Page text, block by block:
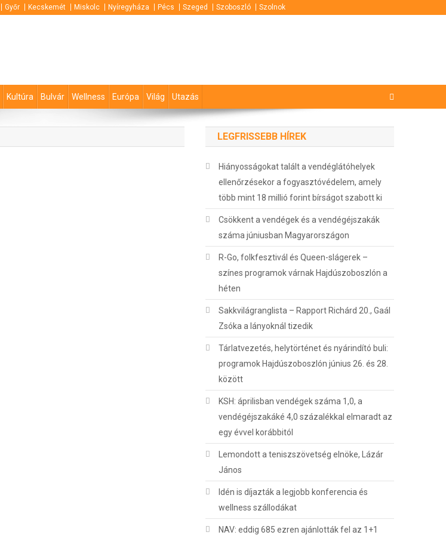
Győr Kecskemét Miskolc Nyíregyháza Pécs Szeged Szoboszló Szolnok
Kultúra Bulvár Wellness Európa Világ Utazás
LEGFRISSEBB HÍREK
Hiányosságokat talált a vendéglátóhelyek
ellenőrzésekor a fogyasztóvédelem, amely
több mint 18 millió forint bírságot szabott ki
Csökkent a vendégek és a vendégéjszakák
száma júniusban Magyarországon
R-Go, folkfesztivál és Queen-slágerek –
színes programok várnak Hajdúszoboszlón a
héten
Sakkvilágranglista – Rapport Richárd 20., Gaál
Zsóka a lányoknál tizedik
Tárlatvezetés, helytörténet és nyárindító buli:
programok Hajdúszoboszlón június 26. és 28.
között
KSH: áprilisban vendégek száma 1,0, a
vendégéjszakáké 4,0 százalékkal elmaradt az
egy évvel korábbitól
Lemondott a teniszszövetség elnöke, Lázár
János
Idén is díjazták a legjobb konferencia és
wellness szállodákat
NAV: eddig 685 ezren ajánlották fel az 1+1